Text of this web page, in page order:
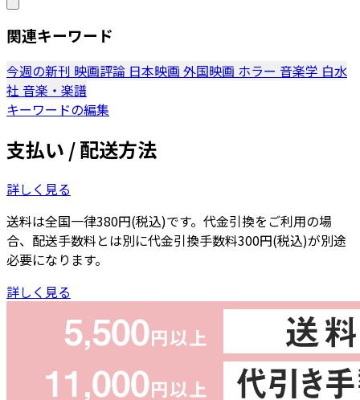
関連キーワード
今週の新刊 映画評論 日本映画 外国映画 ホラー 音楽学 白水
社 音楽・楽譜
キーワードの編集
支払い / 配送方法
詳しく見る
送料は全国一律380円(税込)です。代金引換をご利用の場
合、配送手数料とは別に代金引換手数料300円(税込)が別途
必要になります。
詳しく見る